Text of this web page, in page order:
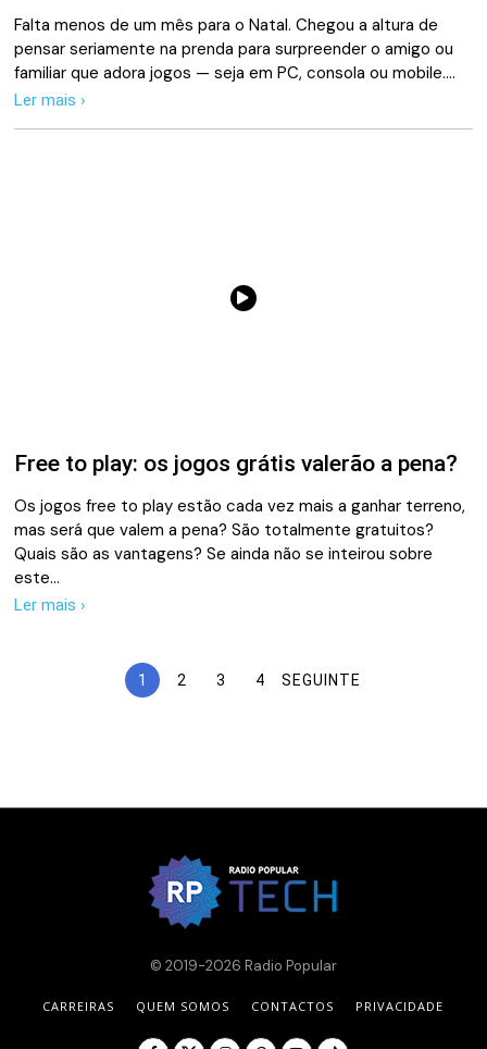
Falta menos de um mês para o Natal. Chegou a altura de
pensar seriamente na prenda para surpreender o amigo ou
familiar que adora jogos — seja em PC, consola ou mobile.…
Ler mais ›
Free to play: os jogos grátis valerão a pena?
Os jogos free to play estão cada vez mais a ganhar terreno,
mas será que valem a pena? São totalmente gratuitos?
Quais são as vantagens? Se ainda não se inteirou sobre
este…
Ler mais ›
1 2 3 4 SEGUINTE
© 2019-2026 Radio Popular
CARREIRAS QUEM SOMOS CONTACTOS PRIVACIDADE